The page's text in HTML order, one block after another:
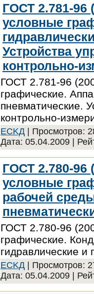
ГОСТ 2.781-96
условные
Устройства
контрольно-
ГОСТ 2.781-96
графические.
пневматические.
контрольно-
ECKД | Просмотров:
Дата: 05.04.2009 |
ГОСТ 2.780-96
условные
рабочей
ГОСТ 2.780-96
графические.
гидравлические и
ECKД | Просмотров:
Дата: 05.04.2009 |